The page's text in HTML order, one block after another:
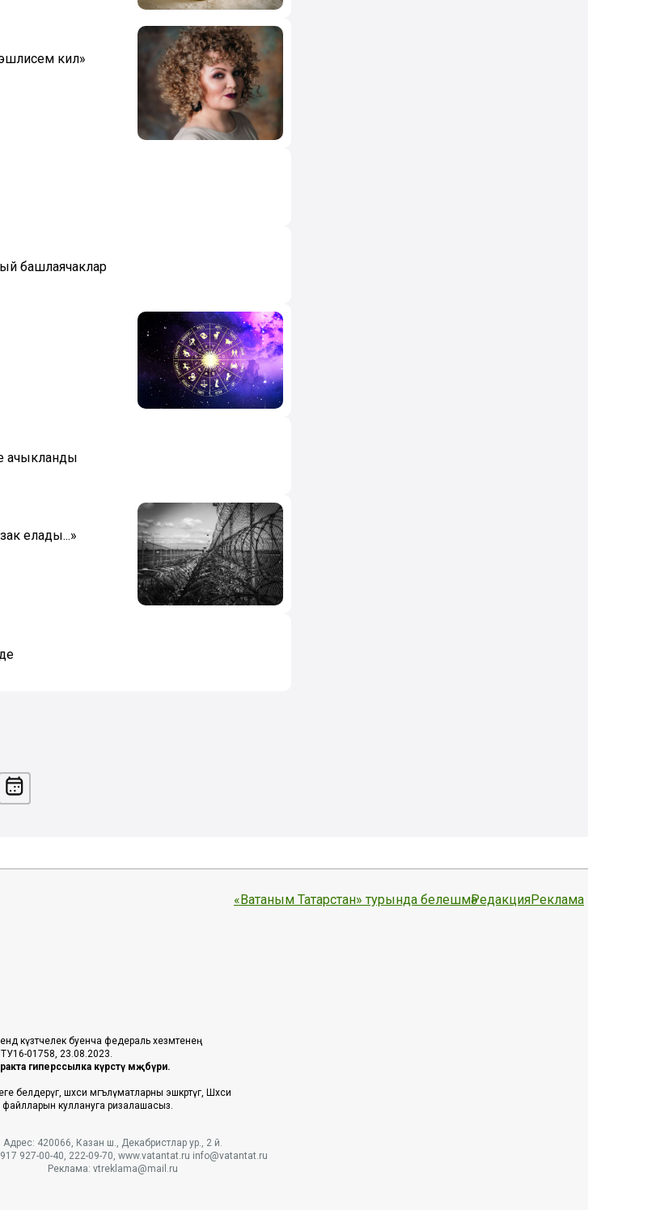
килә»
башлаячаклар
ачыкланды
елады...»
күзәтчелек буенча федераль хезмәтенең
ТУ16-01758, 23.08.2023.
гиперссылка күрсәтү мәҗбүри.
шәхси мәгълүматларны эшкәртүгә, Шәхси
файлларын куллануга ризалашасыз.
«Ватаным Татарстан» турында белешмәРедакцияРеклама
Адрес: 420066, Казан ш., Декабристлар ур., 2 й.
917 927-00-40, 222-09-70, www.vatantat.ru info@vatantat.ru
Реклама: vtreklama@mail.ru